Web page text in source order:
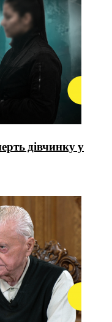
дівчинку у